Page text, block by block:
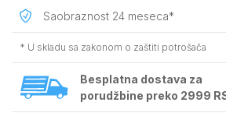
Saobraznost 24 meseca*
* U skladu sa zakonom o zaštiti potrošača
Besplatna dostava za
porudžbine preko 2999